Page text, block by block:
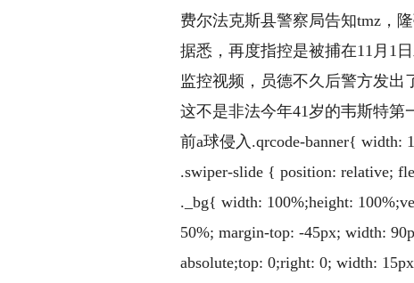
费尔法克斯县警察局告知tmz，
据悉，再度指控是被捕在11月1
监控视频，员德不久后警方发出
这不是非法今年41岁的韦斯特第
前a球侵入.qrcode-banner{ width:
.swiper-slide { position: relative;
._bg{ width: 100%;height:
50%; margin-top: -45px; width:
absolute;top: 0;right: 0; width: